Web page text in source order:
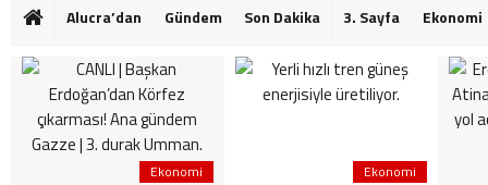
Alucra’dan Gündem Son Dakika 3. Sayfa Ekonomi
Ekonomi Ekonomi